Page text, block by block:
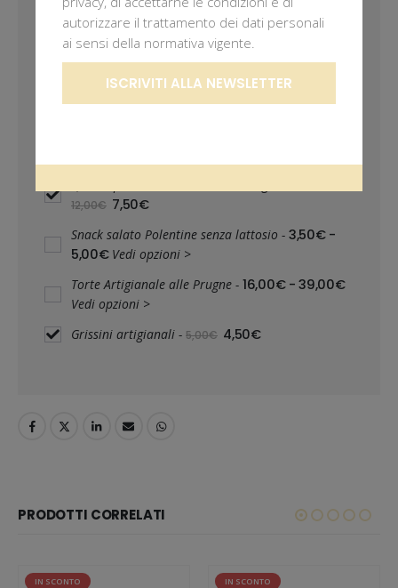
Prezzo per entrambi: 12,00€
12,00€ 7,50€
Snack salato Polentine senza lattosio - 3,50€ -
5,00€ Vedi opzioni >
Torte Artigianale alle Prugne - 16,00€ - 39,00€
Vedi opzioni >
Grissini artigianali - 5,00€ 4,50€
PRODOTTI CORRELATI
IN SCONTO IN SCONTO
autorizzare il trattamento dei dati personali
ai sensi della normativa vigente.
ISCRIVITI ALLA NEWSLETTER